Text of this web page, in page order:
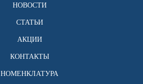
НОВОСТИ
СТАТЬИ
АКЦИИ
КОНТАКТЫ
НОМЕНКЛАТУРА